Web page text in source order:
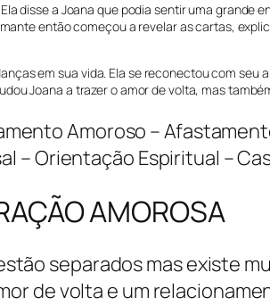
disse a Joana que podia sentir uma grande
então começou a revelar as cartas,
em sua vida. Ela se reconectou com seu
Joana a trazer o amor de volta, mas
Amoroso –
– Orientação Espiritual –
AMOROSA
separados mas existe
de volta e um